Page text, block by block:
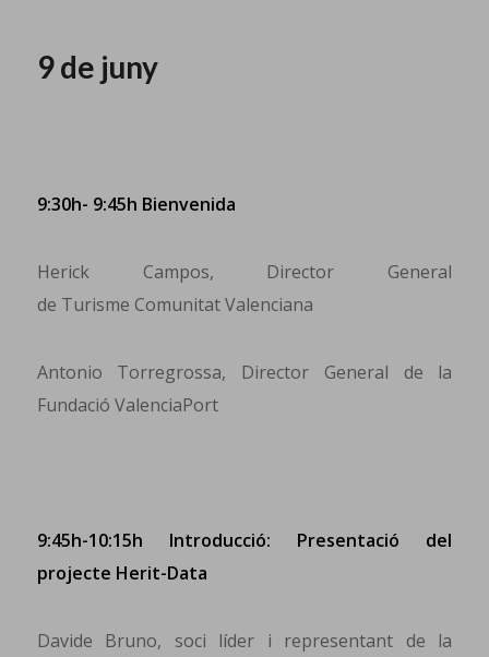
9 de juny
9:30h- 9:45h Bienvenida
Herick Campos, Director General
de Turisme Comunitat Valenciana
Antonio Torregrossa, Director General de la
Fundació ValenciaPort
9:45h-10:15h Introducció: Presentació del
projecte Herit-Data
Davide Bruno, soci líder i representant de la